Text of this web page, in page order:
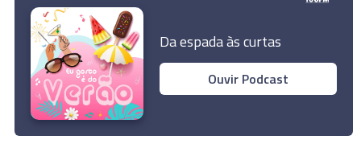
© 2022 Empresa Diário de Notícias, Lda. Todos os direitos
reservados.
Da espada às curtas
Ouvir Podcast